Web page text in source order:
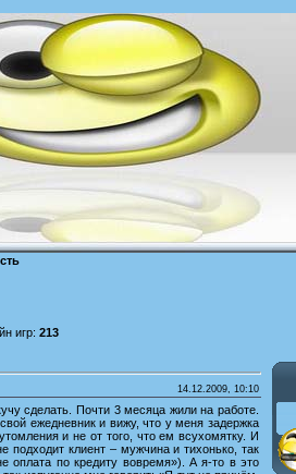
игр: 213
14.12.2009, 10:10
сделать. Почти 3 месяца жили на работе.
ежедневник и вижу, что у меня задержка
и не от того, что ем всухомятку. И
клиент – мужчина и тихонько, так
оплата по кредиту вовремя»). А я-то в это